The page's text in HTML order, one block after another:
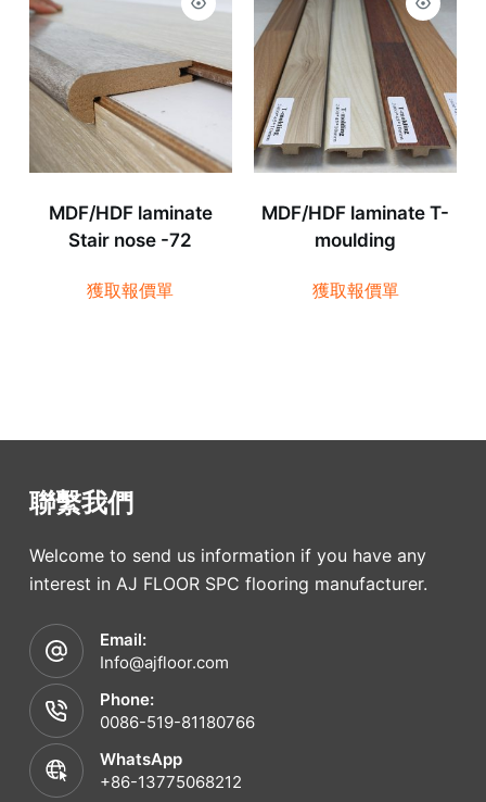
MDF/HDF laminate
Stair nose -72
獲取報價單
MDF/HDF laminate T-
moulding
獲取報價單
聯繫我們
Welcome to send us information if you have any
interest in AJ FLOOR SPC flooring manufacturer.
Email:
Info@ajfloor.com
Phone:
0086-519-81180766
WhatsApp
+86-13775068212